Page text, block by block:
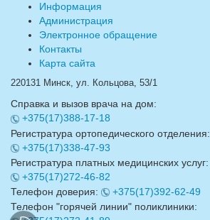
Информация
Администрация
Электронное обращение
Контакты
Карта сайта
220131 Минск, ул. Кольцова, 53/1
Справка и вызов врача на дом:
+375(17)388-17-18
Регистратура ортопедического отделения:
+375(17)338-47-93
Регистратура платных медицинских услуг:
+375(17)272-46-82
Телефон доверия:
+375(17)392-62-49
Телефон "горячей линии" поликлиники: